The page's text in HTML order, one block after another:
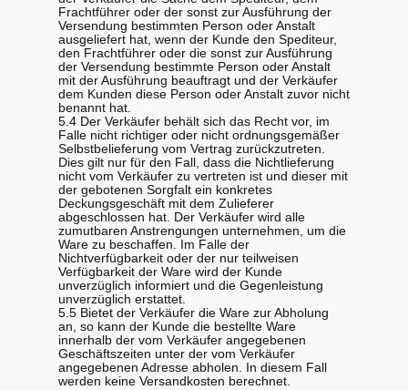
Frachtführer oder der sonst zur Ausführung der
Versendung bestimmten Person oder Anstalt
ausgeliefert hat, wenn der Kunde den Spediteur,
den Frachtführer oder die sonst zur Ausführung
der Versendung bestimmte Person oder Anstalt
mit der Ausführung beauftragt und der Verkäufer
dem Kunden diese Person oder Anstalt zuvor nicht
benannt hat.
5.4 Der Verkäufer behält sich das Recht vor, im
Falle nicht richtiger oder nicht ordnungsgemäßer
Selbstbelieferung vom Vertrag zurückzutreten.
Dies gilt nur für den Fall, dass die Nichtlieferung
nicht vom Verkäufer zu vertreten ist und dieser mit
der gebotenen Sorgfalt ein konkretes
Deckungsgeschäft mit dem Zulieferer
abgeschlossen hat. Der Verkäufer wird alle
zumutbaren Anstrengungen unternehmen, um die
Ware zu beschaffen. Im Falle der
Nichtverfügbarkeit oder der nur teilweisen
Verfügbarkeit der Ware wird der Kunde
unverzüglich informiert und die Gegenleistung
unverzüglich erstattet.
5.5 Bietet der Verkäufer die Ware zur Abholung
an, so kann der Kunde die bestellte Ware
innerhalb der vom Verkäufer angegebenen
Geschäftszeiten unter der vom Verkäufer
angegebenen Adresse abholen. In diesem Fall
werden keine Versandkosten berechnet.